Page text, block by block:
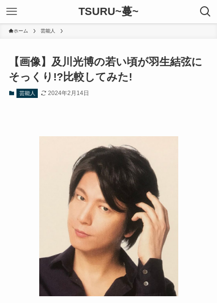
TSURU~蔓~
ホーム 芸能人
【画像】及川光博の若い頃が羽生結弦に
そっくり!?比較してみた!
芸能人 2024年2月14日